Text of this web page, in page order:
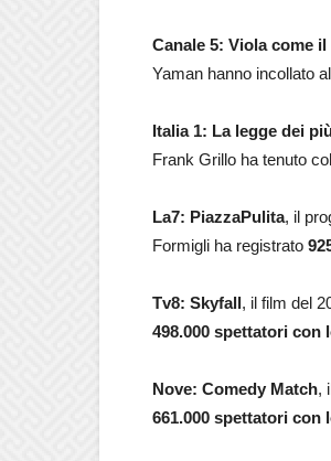
Canale 5: Viola come il
Yaman hanno incollato
Italia 1: La legge dei
Frank Grillo ha tenuto
La7: PiazzaPulita, il
Formigli ha registrato
Tv8: Skyfall, il film del
498.000 spettatori con
Nove: Comedy Match,
661.000 spettatori con